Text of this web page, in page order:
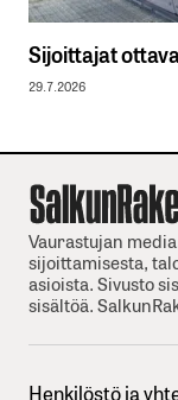
Sijoittajat
29.7.2026
Vaurastujan
sijoittamisesta,
asioista. Sivusto
sisältöä.
Henkilöstö ja